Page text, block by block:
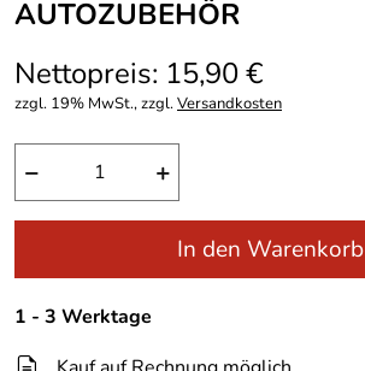
AUTOZUBEHÖR
Nettopreis: 15,90 €
zzgl. 19% MwSt., zzgl.Versandkosten
− +
In den Warenkorb
1 - 3 Werktage